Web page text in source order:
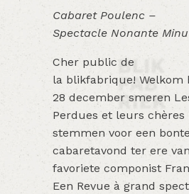
Cabaret Poulenc –
Spectacle Nonante
Cher public de
la blikfabrique! Welkom
28 december smeren
Perdues et leurs chères
stemmen voor een bonte
cabaretavond ter ere
favoriete componist
Een Revue à grand